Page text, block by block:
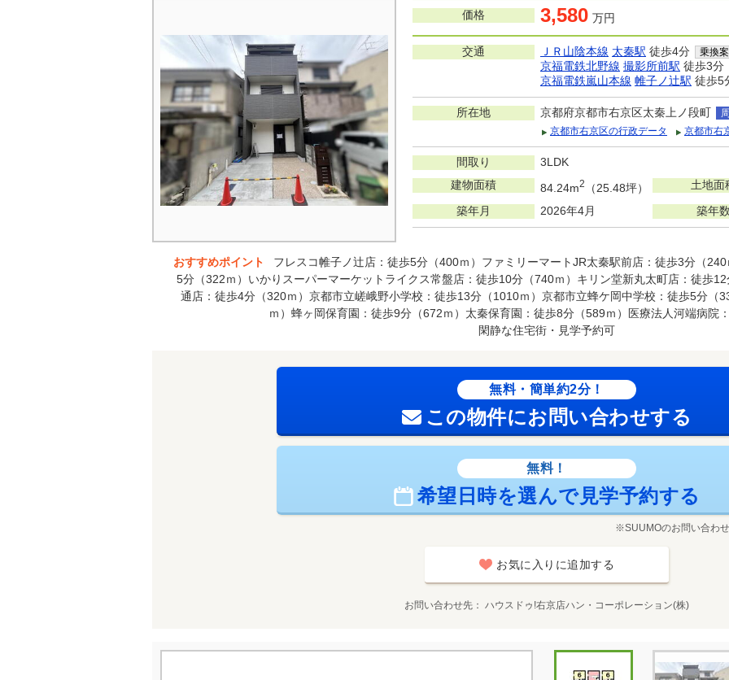
価格 3,580 万円
交通 ＪＲ山陰本線 太秦駅 徒歩4分 乗換
京福電鉄北野線 撮影所前駅 徒歩3分
京福電鉄嵐山本線 帷子ノ辻駅 徒歩5
所在地 京都府京都市右京区太秦上ノ段町
京都市右京区の行政データ
京都市右
間取り
3LDK
建物面積
84.24m2 （25.48坪）
土地面
築年月
2026年4月 築年
おすすめポイント
フレスコ帷子ノ辻店：徒歩5分（400ｍ）ファミリーマートJR太秦駅前店：徒歩3分（
5分（322ｍ）いかりスーパーマーケットライクス常盤店：徒歩10分（740ｍ）キリン堂新丸太町店：徒歩
通店：徒歩4分（320ｍ）京都市立嵯峨野小学校：徒歩13分（1010ｍ）京都市立蜂ケ岡中学校：徒歩5分（
ｍ）蜂ヶ岡保育園：徒歩9分（672ｍ）太秦保育園：徒歩8分（589ｍ）医療法人河端病院
閑静な住宅街・見学予約可
無料・簡単約2分！
この物件にお問い合わせする
無料！
希望日時を選んで見学予約する
※SUUMOのお問い合わ
お気に入りに追加する
お問い合わせ先 ハウスドゥ!右京店ハン・コーポレーション(株)